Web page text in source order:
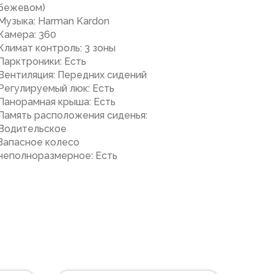
Harman Kardon
360
контроль: 3 зоны
Есть
Передних сидений
люк: Есть
крыша: Есть
расположения сиденья:
колесо
Есть